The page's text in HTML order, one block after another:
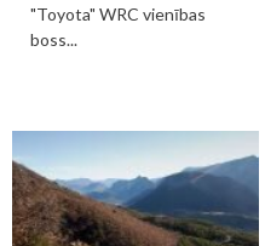
"Toyota" WRC vienības
boss...